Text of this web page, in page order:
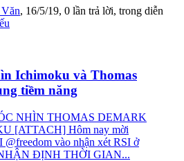
, 16/5/19, 0 lần trả lời, trong diễn
Ichimoku và Thomas
tiềm năng
NHÌN THOMAS DEMARK
[ATTACH] Hôm nay mời
@freedom vào nhận xét RSI ở
ĐỊNH THỜI GIAN...